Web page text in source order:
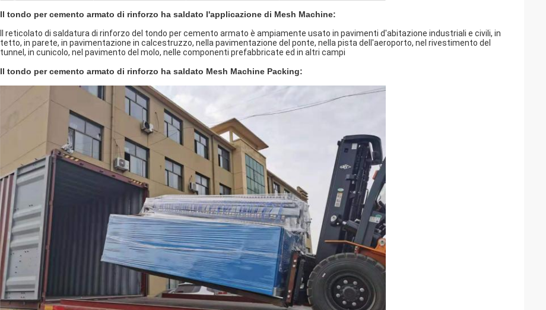
Il tondo per cemento armato di rinforzo ha saldato l'applicazione di Mesh Machine:
Il reticolato di saldatura di rinforzo del tondo per cemento armato è ampiamente usato in pavimenti d'abitazione industriali e civili, in
tetto, in parete, in pavimentazione in calcestruzzo, nella pavimentazione del ponte, nella pista dell'aeroporto, nel rivestimento del
tunnel, in cunicolo, nel pavimento del molo, nelle componenti prefabbricate ed in altri campi
Il tondo per cemento armato di rinforzo ha saldato Mesh Machine Packing: